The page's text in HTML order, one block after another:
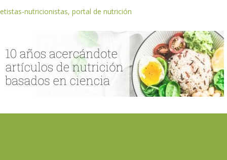
nutricionistas, portal de nutrición